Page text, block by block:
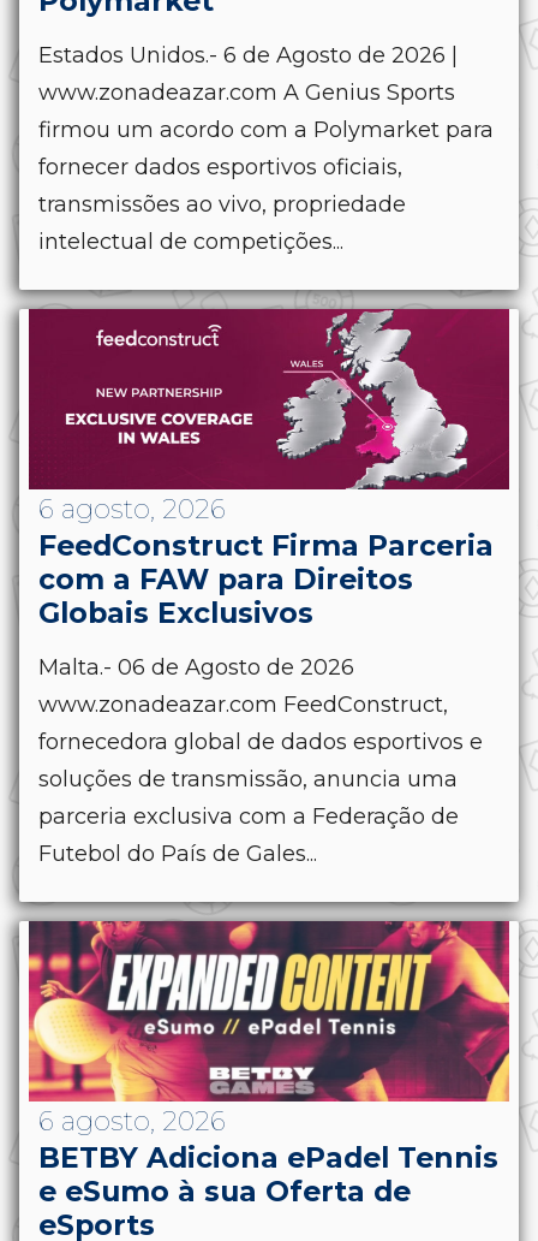
Estados Unidos.- 6 de Agosto de 2026 |
www.zonadeazar.com A Genius Sports
firmou um acordo com a Polymarket para
fornecer dados esportivos oficiais,
transmissões ao vivo, propriedade
intelectual de competições...
6 agosto, 2026
FeedConstruct Firma Parceria
com a FAW para Direitos
Globais Exclusivos
Malta.- 06 de Agosto de 2026
www.zonadeazar.com FeedConstruct,
fornecedora global de dados esportivos e
soluções de transmissão, anuncia uma
parceria exclusiva com a Federação de
Futebol do País de Gales...
6 agosto, 2026
BETBY Adiciona ePadel Tennis
e eSumo à sua Oferta de
eSports